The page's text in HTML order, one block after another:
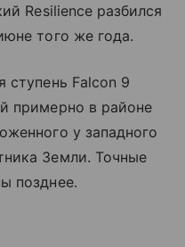
Resilience разбился
того же года.
ступень Falcon 9
примерно в районе
у западного
Земли. Точные
позднее.